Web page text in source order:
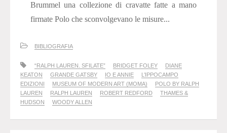
Brummel una collezione di cravatte fatte a mano
firmate Polo che sconvolgevano le misure...
BIBLIOGRAFIA
“RALPH LAUREN. SFILATE” BRIDGET FOLEY
DIANE
KEATON
GRANDE GATSBY IO E ANNIE
L’IPPOCAMPO
EDIZIONI
MUSEUM OF MODERN ART (MOMA)
POLO BY RALPH
LAUREN
RALPH LAUREN ROBERT REDFORD
THAMES &
HUDSON
WOODY ALLEN